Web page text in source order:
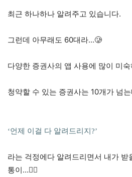
최근 하나하나 알려주고 있습니다.
그런데 아무래도 60대라…🥲
다양한 증권사의 앱 사용에 많이 미
청약할 수 있는 증권사는 10개가 넘
‘언제 이걸 다 알려드리지?’
라는 걱정에다 알려드리면서 내가
통이…😵‍💫